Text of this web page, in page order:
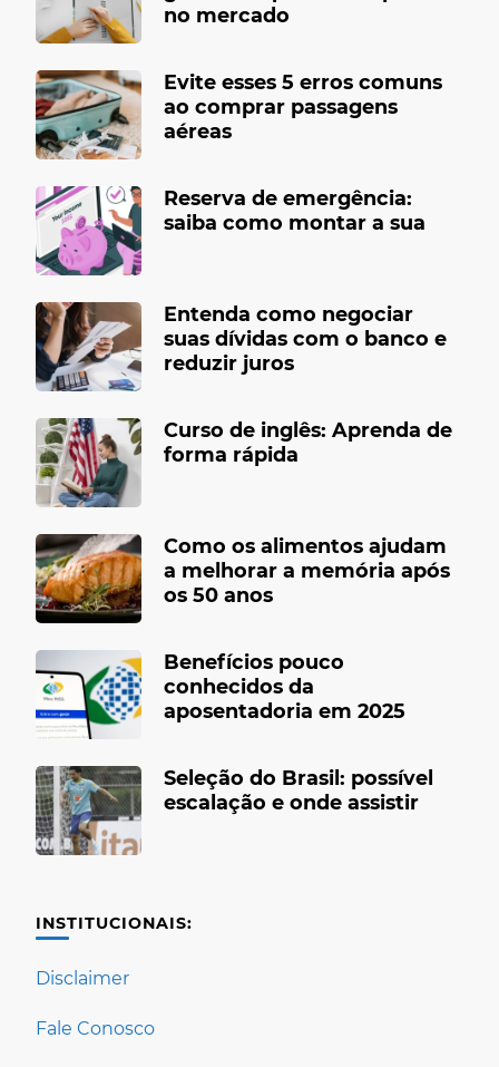
no mercado
Evite esses 5 erros comuns
ao comprar passagens
aéreas
Reserva de emergência:
saiba como montar a sua
Entenda como negociar
suas dívidas com o banco e
reduzir juros
Curso de inglês: Aprenda de
forma rápida
Como os alimentos ajudam
a melhorar a memória após
os 50 anos
Benefícios pouco
conhecidos da
aposentadoria em 2025
Seleção do Brasil: possível
escalação e onde assistir
INSTITUCIONAIS:
Disclaimer
Fale Conosco